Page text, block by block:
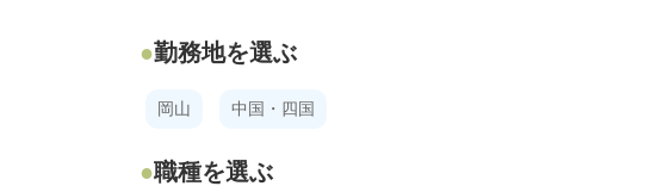
勤務地を選ぶ
岡山 中国・四国
職種を選ぶ